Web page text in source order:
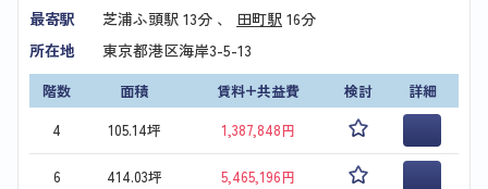
最寄駅
芝浦ふ頭駅 13分 、 田町駅 16分
所在地
東京都港区海岸3-5-13
階数 面積 賃料+共益費 検討
詳細
4
105.14坪 1,387,848円
6 414.03坪 5,465,196円